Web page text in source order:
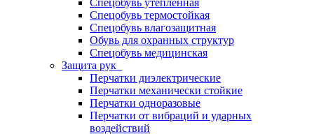
Спецобувь утеплённая
Спецобувь термостойкая
Спецобувь влагозащитная
Обувь для охранных структур
Спецобувь медицинская
Защита рук
Перчатки диэлектрические
Перчатки механически стойкие
Перчатки одноразовые
Перчатки от вибраций и ударных
воздействий